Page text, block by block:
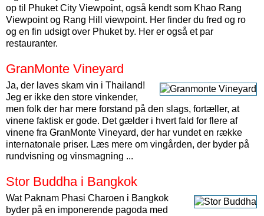
op til Phuket City Viewpoint, også kendt som Khao Rang
Viewpoint og Rang Hill viewpoint. Her finder du fred og ro
og en fin udsigt over Phuket by. Her er også et par
restauranter.
GranMonte Vineyard
Ja, der laves skam vin i Thailand!
Jeg er ikke den store vinkender,
men folk der har mere forstand på den slags, fortæller, at
vinene faktisk er gode. Det gælder i hvert fald for flere af
vinene fra GranMonte Vineyard, der har vundet en række
internatonale priser. Læs mere om vingården, der byder på
rundvisning og vinsmagning ...
Stor Buddha i Bangkok
Wat Paknam Phasi Charoen i Bangkok
byder på en imponerende pagoda med